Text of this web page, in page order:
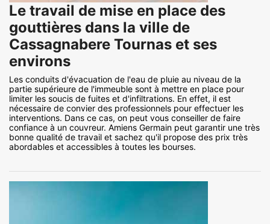
Le travail de mise en place des
gouttières dans la ville de
Cassagnabere Tournas et ses
environs
Les conduits d'évacuation de l'eau de pluie au niveau de la
partie supérieure de l'immeuble sont à mettre en place pour
limiter les soucis de fuites et d'infiltrations. En effet, il est
nécessaire de convier des professionnels pour effectuer les
interventions. Dans ce cas, on peut vous conseiller de faire
confiance à un couvreur. Amiens Germain peut garantir une très
bonne qualité de travail et sachez qu'il propose des prix très
abordables et accessibles à toutes les bourses.